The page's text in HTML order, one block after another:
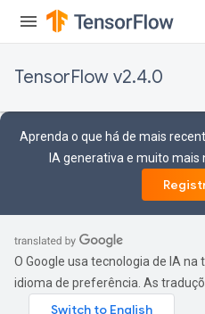
TensorFlow v2.4.0
Aprenda o que há de mais
IA generativa e muito mais
O Google usa tecnologia de IA
idioma de preferência. As